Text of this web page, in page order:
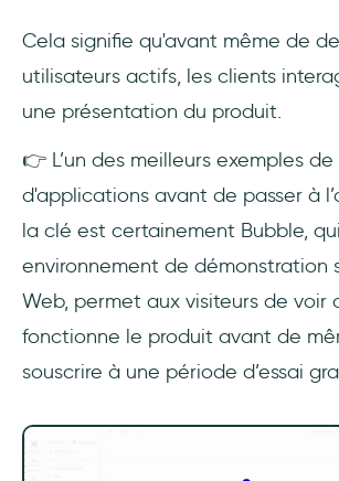
Cela signifie qu'avant même de
utilisateurs actifs, les clients
une présentation du produit.
👉 L’un des meilleurs exemples
d'applications avant de passer à
la clé est certainement Bubble,
environnement de démonstration
Web, permet aux visiteurs de voir
fonctionne le produit avant de
souscrire à une période d’essai